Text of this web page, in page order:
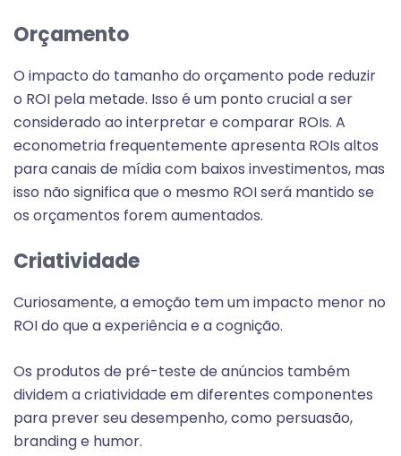
Orçamento
O impacto do tamanho do orçamento pode reduzir
o ROI pela metade. Isso é um ponto crucial a ser
considerado ao interpretar e comparar ROIs. A
econometria frequentemente apresenta ROIs altos
para canais de mídia com baixos investimentos, mas
isso não significa que o mesmo ROI será mantido se
os orçamentos forem aumentados.
Criatividade
Curiosamente, a emoção tem um impacto menor no
ROI do que a experiência e a cognição.
Os produtos de pré-teste de anúncios também
dividem a criatividade em diferentes componentes
para prever seu desempenho, como persuasão,
branding e humor.